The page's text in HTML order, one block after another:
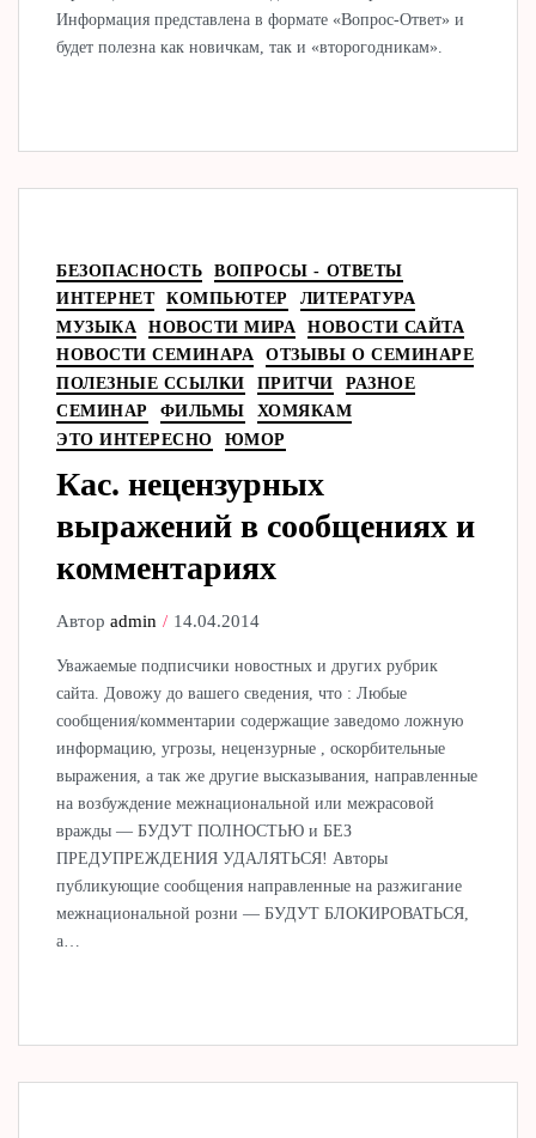
Информация представлена в формате «Вопрос-Ответ» и
будет полезна как новичкам, так и «второгодникам».
БЕЗОПАСНОСТЬ
ВОПРОСЫ - ОТВЕТЫ
ИНТЕРНЕТ
КОМПЬЮТЕР
ЛИТЕРАТУРА
МУЗЫКА
НОВОСТИ МИРА
НОВОСТИ САЙТА
НОВОСТИ СЕМИНАРА
ОТЗЫВЫ О СЕМИНАРЕ
ПОЛЕЗНЫЕ ССЫЛКИ
ПРИТЧИ
РАЗНОЕ
СЕМИНАР
ФИЛЬМЫ
ХОМЯКАМ
ЭТО ИНТЕРЕСНО
ЮМОР
Кас. нецензурных
выражений в сообщениях и
комментариях
Авторadmin 14.04.2014
Уважаемые подписчики новостных и других рубрик
сайта. Довожу до вашего сведения, что : Любые
сообщения/комментарии содержащие заведомо ложную
информацию, угрозы, нецензурные , оскорбительные
выражения, а так же другие высказывания, направленные
на возбуждение межнациональной или межрасовой
вражды — БУДУТ ПОЛНОСТЬЮ и БЕЗ
ПРЕДУПРЕЖДЕНИЯ УДАЛЯТЬСЯ! Авторы
публикующие сообщения направленные на разжигание
межнациональной розни — БУДУТ БЛОКИРОВАТЬСЯ,
а…